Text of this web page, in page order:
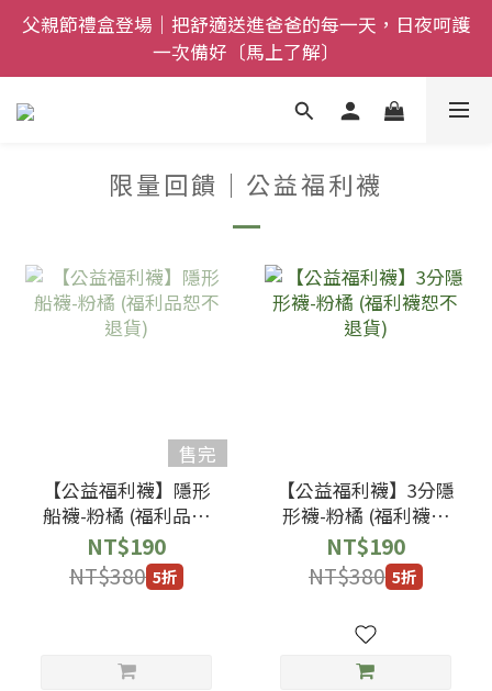
全館$800免運｜任搭８折起｜滿額再送新品-悠哉斑馬
襪〔立即了解〕
父親節禮盒登場｜把舒適送進爸爸的每一天，日夜呵護
一次備好〔馬上了解〕
全館$800免運｜任搭８折起｜滿額再送新品-悠哉斑馬
襪〔立即了解〕
限量回饋｜公益福利襪
售完
【公益福利襪】隱形
船襪-粉橘 (福利品恕
不退貨)
NT$190
NT$380 5折
【公益福利襪】3分隱
形襪-粉橘 (福利襪恕
不退貨)
NT$190
NT$380 5折